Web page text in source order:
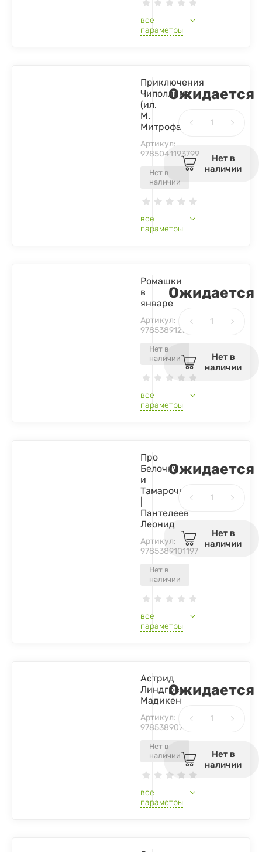
все
параметры
Нет в
наличии
Приключения
Чиполлино
(ил.
М.
Митрофанова)
Артикул:
9785041193799
все
параметры
Ожидается
Нет в
наличии
Нет в
наличии
Ромашки
в
январе
Артикул:
9785389127166
все
параметры
Ожидается
Нет в
наличии
Нет в
наличии
Про
Белочку
и
Тамарочку
Пантелеев
Леонид
Артикул:
9785389101197
все
параметры
Ожидается
Нет в
наличии
Нет в
наличии
Астрид
Линдгрен
Мадикен
Артикул:
9785389071896
все
параметры
Ожидается
Нет в
наличии